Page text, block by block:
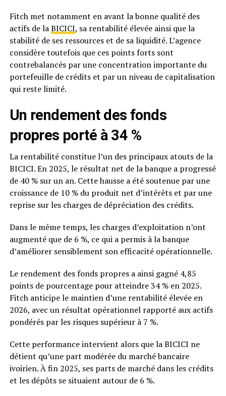
Fitch met notamment en avant la bonne qualité des
actifs de laBICICI, sa rentabilité élevée ainsi que la
stabilité de ses ressources et de sa liquidité. L’agence
considère toutefois que ces points forts sont
contrebalancés par une concentration importante du
portefeuille de crédits et par un niveau de capitalisation
qui reste limité.
Un rendement des fonds
propres porté à 34 %
La rentabilité constitue l’un des principaux atouts de la
BICICI. En 2025, le résultat net de la banque a progressé
de 40 % sur un an. Cette hausse a été soutenue par une
croissance de 10 % du produit net d’intérêts et par une
reprise sur les charges de dépréciation des crédits.
Dans le même temps, les charges d’exploitation n’ont
augmenté que de 6 %, ce qui a permis à la banque
d’améliorer sensiblement son efficacité opérationnelle.
Le rendement des fonds propres a ainsi gagné 4,85
points de pourcentage pour atteindre 34 % en 2025.
Fitch anticipe le maintien d’une rentabilité élevée en
2026, avec un résultat opérationnel rapporté aux actifs
pondérés par les risques supérieur à 7 %.
Cette performance intervient alors que la BICICI ne
détient qu’une part modérée du marché bancaire
ivoirien. À fin 2025, ses parts de marché dans les crédits
et les dépôts se situaient autour de 6 %.